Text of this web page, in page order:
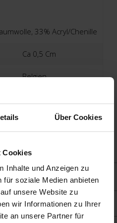
Über Cookies
Cookies
Inhalte und Anzeigen zu
für soziale Medien anbieten
unsere Website zu
wir Informationen zu Ihrer
an unsere Partner für
33% Acryl/Chenille
Ca 0,5 Cm
Belgien